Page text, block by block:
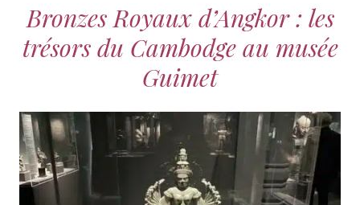
Bronzes Royaux d’Angkor : les
trésors du Cambodge au musée
Guimet